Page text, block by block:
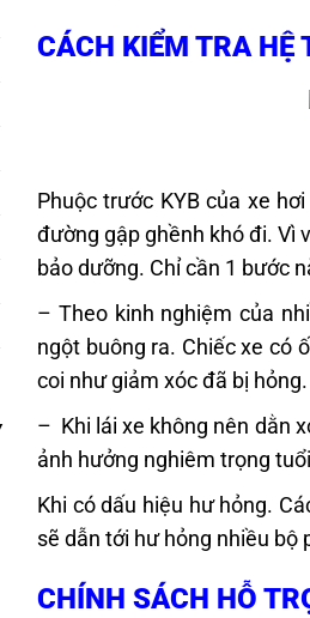
CÁCH KIỂM TRA HỆ
Phuộc trước KYB của xe
đường gập ghềnh khó đi. Vì
bảo dưỡng. Chỉ cần 1 bước
– Theo kinh nghiệm của
ngột buông ra. Chiếc xe có
coi như giảm xóc đã bị hỏng.
– Khi lái xe không nên dằn
ảnh hưởng nghiêm trọng
Khi có dấu hiệu hư hỏng.
sẽ dẫn tới hư hỏng nhiều bộ
CHÍNH SÁCH HỖ